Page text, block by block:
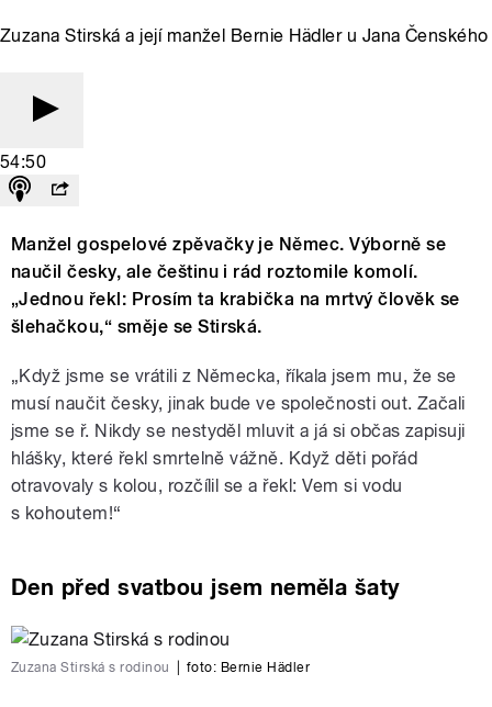
Zuzana Stirská a její manžel Bernie Hädler u Jana Čenského
54:50
Manžel gospelové zpěvačky je Němec. Výborně se
naučil česky, ale češtinu i rád roztomile komolí.
„Jednou řekl: Prosím ta krabička na mrtvý člověk se
šlehačkou,“ směje se Stirská.
„Když jsme se vrátili z Německa, říkala jsem mu, že se
musí naučit česky, jinak bude ve společnosti out. Začali
jsme se ř. Nikdy se nestyděl mluvit a já si občas zapisuji
hlášky, které řekl smrtelně vážně. Když děti pořád
otravovaly s kolou, rozčílil se a řekl: Vem si vodu
s kohoutem!“
Den před svatbou jsem neměla šaty
Zuzana Stirská s rodinou foto: Bernie Hädler